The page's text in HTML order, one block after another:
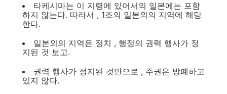
타케시마는 이 지령에 있어서의 일본에는 포함
하지 않는다. 따라서 , 1조의 일본외의 지역에 해당
한다.
일본외의 지역은 정치 , 행정의 권력 행사가 정
지된 것 보고.
권력 행사가 정지된 것만으로 , 주권은 방폐하고
있지 않다.